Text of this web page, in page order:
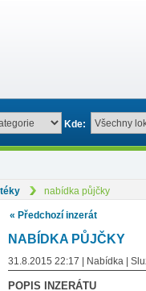
Kde:
nabídka půjčky
« Předchozí inzerát
NABÍDKA PŮJČKY
31.8.2015 22:17 | Nabídka |
POPIS INZERÁTU